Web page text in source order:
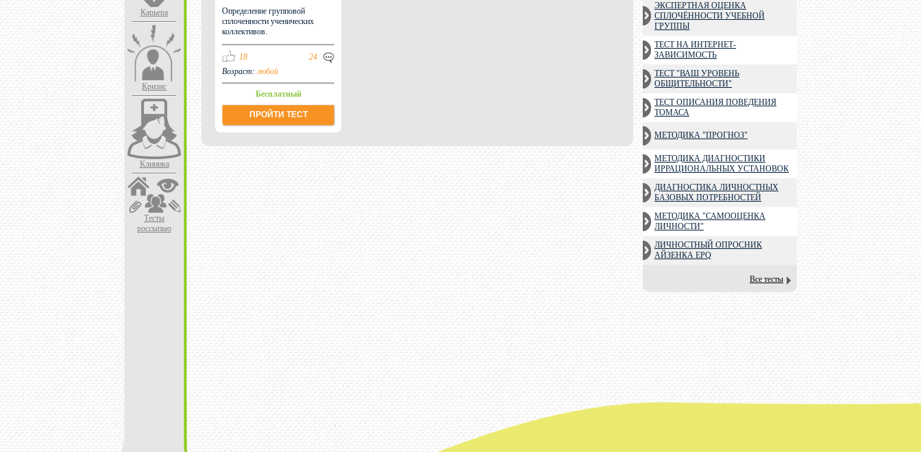
Карьера
Кризис
Клиника
Тесты
россыпью
Определение групповой
сплоченности ученических
коллективов.
18
24
Возраст:любой
Бесплатный
ПРОЙТИ ТЕСТ
ЭКСПЕРТНАЯ ОЦЕНКА
СПЛОЧЁННОСТИ УЧЕБНОЙ
ГРУППЫ
ТЕСТ НА ИНТЕРНЕТ-
ЗАВИСИМОСТЬ
ТЕСТ "ВАШ УРОВЕНЬ
ОБЩИТЕЛЬНОСТИ"
ТЕСТ ОПИСАНИЯ ПОВЕДЕНИЯ
ТОМАСА
МЕТОДИКА "ПРОГНОЗ"
МЕТОДИКА ДИАГНОСТИКИ
ИРРАЦИОНАЛЬНЫХ УСТАНОВОК
ДИАГНОСТИКА ЛИЧНОСТНЫХ
БАЗОВЫХ ПОТРЕБНОСТЕЙ
МЕТОДИКА "САМООЦЕНКА
ЛИЧНОСТИ"
ЛИЧНОСТНЫЙ ОПРОСНИК
АЙЗЕНКА EPQ
Все тесты